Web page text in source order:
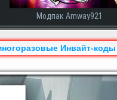
Модпак
Инвайт-